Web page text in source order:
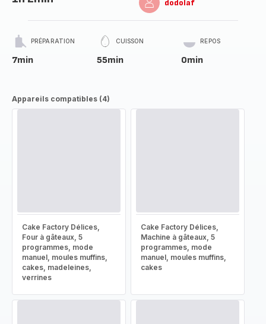
dodolaf
PRÉPARATION
7min
CUISSON
55min
REPOS
0min
Appareils compatibles (4)
Cake Factory Délices,
Four à gâteaux, 5
programmes, mode
manuel, moules muffins,
cakes, madeleines,
verrines
Cake Factory Délices,
Machine à gâteaux, 5
programmes, mode
manuel, moules muffins,
cakes